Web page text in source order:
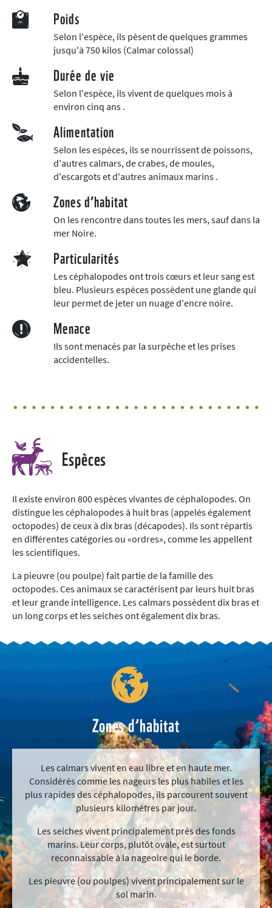
Poids
Selon l'espèce, ils pèsent de quelques grammes
jusqu'à 750 kilos (Calmar colossal)
Durée de vie
Selon l'espèce, ils vivent de quelques mois à
environ cinq ans .
Alimentation
Selon les espèces, ils se nourrissent de poissons,
d'autres calmars, de crabes, de moules,
d'escargots et d'autres animaux marins .
Zones d’habitat
On les rencontre dans toutes les mers, sauf dans la
mer Noire.
Particularités
Les céphalopodes ont trois cœurs et leur sang est
bleu. Plusieurs espèces possèdent une glande qui
leur permet de jeter un nuage d'encre noire.
Menace
Ils sont menacés par la surpêche et les prises
accidentelles.
Espèces
Il existe environ 800 espèces vivantes de céphalopodes. On
distingue les céphalopodes à huit bras (appelés également
octopodes) de ceux à dix bras (décapodes). Ils sont répartis
en différentes catégories ou «ordres», comme les appellent
les scientifiques.
La pieuvre (ou poulpe) fait partie de la famille des
octopodes. Ces animaux se caractérisent par leurs huit bras
et leur grande intelligence. Les calmars possèdent dix bras et
un long corps et les seiches ont également dix bras.
Zones d’habitat
Les calmars vivent en eau libre et en haute mer.
Considérés comme les nageurs les plus habiles et les
plus rapides des céphalopodes, ils parcourent souvent
plusieurs kilomètres par jour.
Les seiches vivent principalement près des fonds
marins. Leur corps, plutôt ovale, est surtout
reconnaissable à la nageoire qui le borde.
Les pieuvre (ou poulpes) vivent principalement sur le
sol marin.